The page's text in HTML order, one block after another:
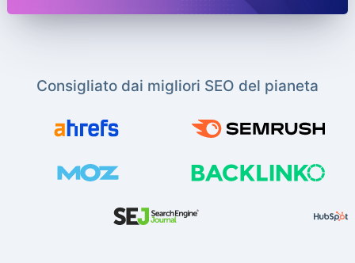
Consigliato dai migliori SEO del pianeta